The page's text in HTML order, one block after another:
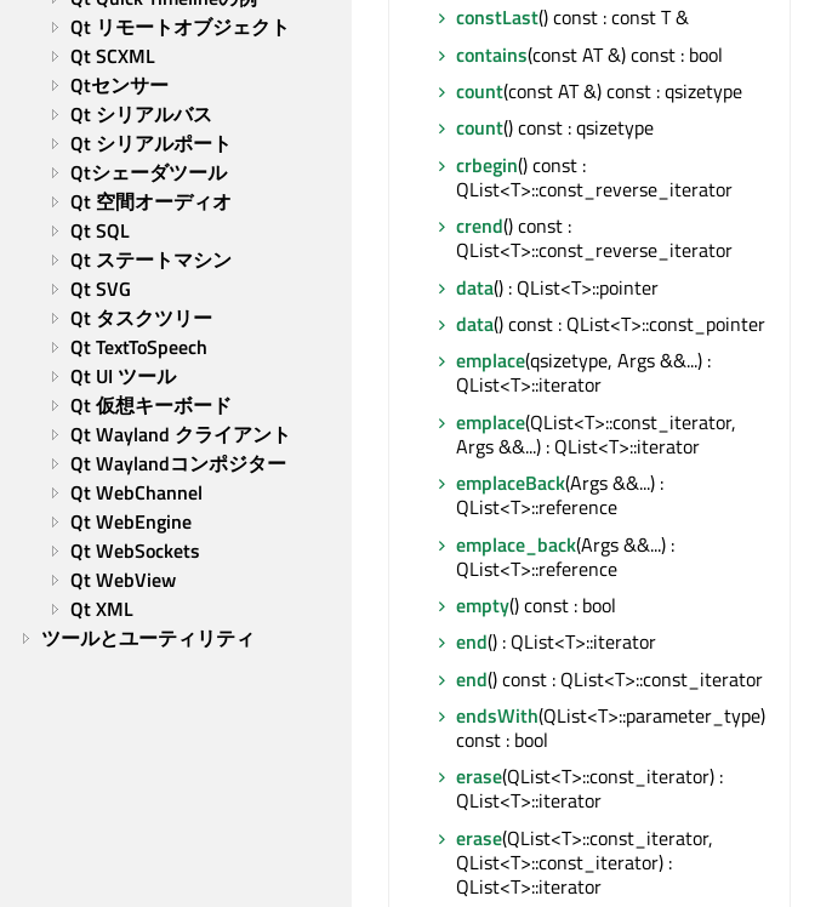
Qt リモートオブジェクト
Qt SCXML
Qtセンサー
Qt シリアルバス
Qt シリアルポート
Qtシェーダツール
Qt 空間オーディオ
Qt SQL
Qt ステートマシン
Qt SVG
Qt タスクツリー
Qt TextToSpeech
Qt UI ツール
Qt 仮想キーボード
Qt Wayland クライアント
Qt Waylandコンポジター
Qt WebChannel
Qt WebEngine
Qt WebSockets
Qt WebView
Qt XML
ツールとユーティリティ
constLast() const : const T &
contains(const AT &) const : bool
count(const AT &) const : qsizetype
count() const : qsizetype
crbegin() const :
QList<T>::const_reverse_iterator
crend() const :
QList<T>::const_reverse_iterator
data() : QList<T>::pointer
data() const : QList<T>::const_pointer
emplace(qsizetype, Args &&...) :
QList<T>::iterator
emplace(QList<T>::const_iterator,
Args &&...) : QList<T>::iterator
emplaceBack(Args &&...) :
QList<T>::reference
emplace_back(Args &&...) :
QList<T>::reference
empty() const : bool
end() : QList<T>::iterator
end() const : QList<T>::const_iterator
endsWith(QList<T>::parameter_type)
const : bool
erase(QList<T>::const_iterator) :
QList<T>::iterator
erase(QList<T>::const_iterator,
QList<T>::const_iterator) :
QList<T>::iterator